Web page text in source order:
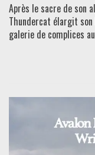
Après le sacre de son
Thundercat élargit
galerie de complices